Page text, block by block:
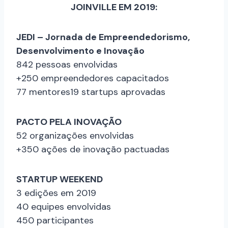
JOINVILLE EM 2019:
JEDI – Jornada de Empreendedorismo,
Desenvolvimento e Inovação
842 pessoas envolvidas
+250 empreendedores capacitados
77 mentores19 startups aprovadas
PACTO PELA INOVAÇÃO
52 organizações envolvidas
+350 ações de inovação pactuadas
STARTUP WEEKEND
3 edições em 2019
40 equipes envolvidas
450 participantes